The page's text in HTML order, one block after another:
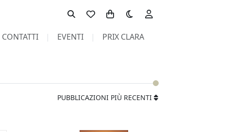
Toggle theme
CONTATTI EVENTI PRIX CLARA
PUBBLICAZIONI PIÙ RECENTI